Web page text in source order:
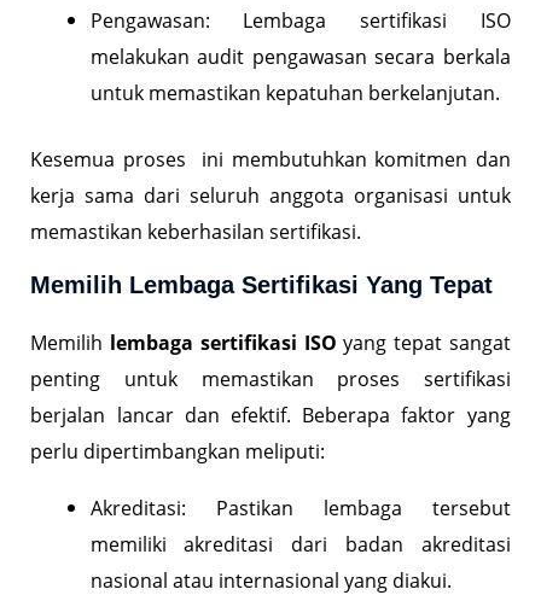
Pengawasan: Lembaga sertifikasi ISO
melakukan audit pengawasan secara berkala
untuk memastikan kepatuhan berkelanjutan.
Kesemua proses ini membutuhkan komitmen dan
kerja sama dari seluruh anggota organisasi untuk
memastikan keberhasilan sertifikasi.
Memilih Lembaga Sertifikasi Yang Tepat
Memilih lembaga sertifikasi ISO yang tepat sangat
penting untuk memastikan proses sertifikasi
berjalan lancar dan efektif. Beberapa faktor yang
perlu dipertimbangkan meliputi:
Akreditasi: Pastikan lembaga tersebut
memiliki akreditasi dari badan akreditasi
nasional atau internasional yang diakui.